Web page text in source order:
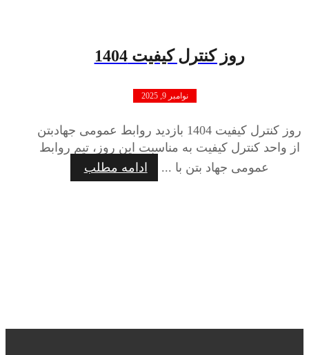
روز کنترل کیفیت 1404
نوامبر 9, 2025
روز کنترل کیفیت 1404 بازدید روابط عمومی جهادبتن
از واحد کنترل کیفیت به مناسبت این روز، تیم روابط
عمومی جهاد بتن با ...
ادامه مطلب